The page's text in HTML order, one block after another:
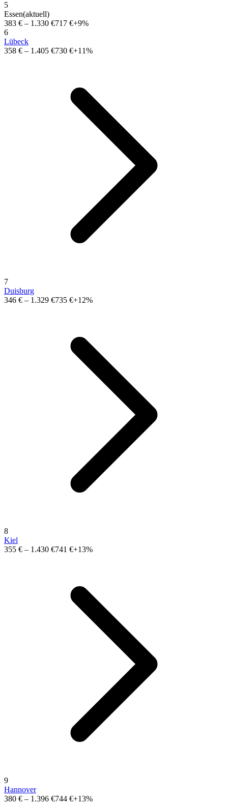
5
Essen(aktuell)
383 € – 1.330 €717 €+9%
6
Lübeck
358 € – 1.405 €730 €+11%
7
Duisburg
346 € – 1.329 €735 €+12%
8
Kiel
355 € – 1.430 €741 €+13%
9
Hannover
380 € – 1.396 €744 €+13%